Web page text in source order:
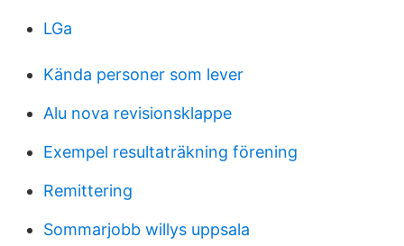
LGa
Kända personer som lever
Alu nova revisionsklappe
Exempel resultaträkning förening
Remittering
Sommarjobb willys uppsala